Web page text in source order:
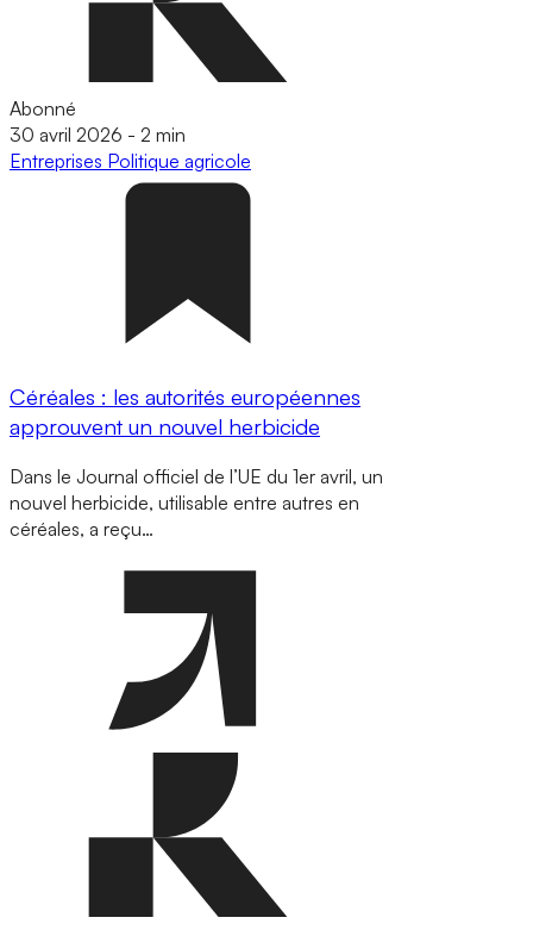
Abonné
30 avril 2026 - 2 min
Entreprises Politique agricole
Céréales : les autorités européennes
approuvent un nouvel herbicide
Dans le Journal officiel de l’UE du 1er avril, un
nouvel herbicide, utilisable entre autres en
céréales, a reçu…